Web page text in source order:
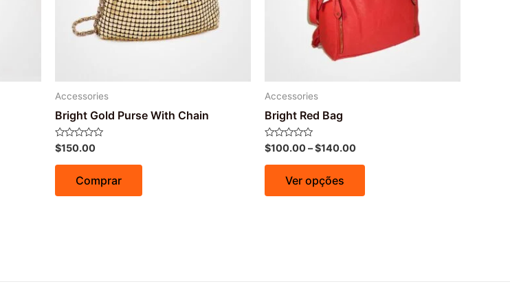
Accessories
Bright Gold Purse With Chain
Avaliação
0
de
$150.00
Comprar
Accessories
Bright Red Bag
Avaliação
0
de
$100.00–$140.00
Ver opções